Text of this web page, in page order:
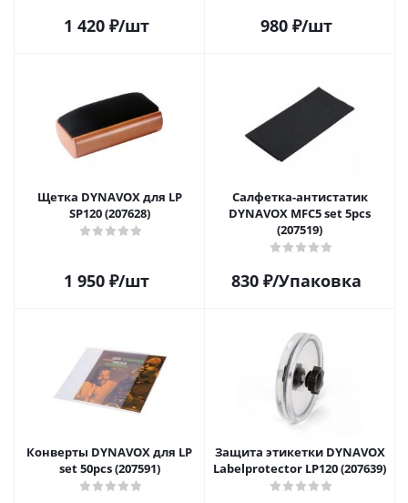
1 420₽/шт 980 ₽/шт
Щетка DYNAVOX для LP
SP120 (207628)
1 950₽/шт
Салфетка-aнтистатик
DYNAVOX MFC5 set 5pcs
(207519)
830 ₽/Упаковка
Конверты DYNAVOX для LP
set 50pcs (207591)
Защита этикетки DYNAVOX
Labelprotector LP120 (207639)